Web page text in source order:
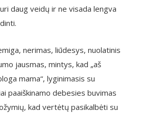
daug veidų ir ne visada lengva
nerimas, liūdesys, nuolatinis
jausmas, mintys, kad „aš
mama“, lyginimasis su
paaiškinamo debesies buvimas
kad vertėtų pasikalbėti su